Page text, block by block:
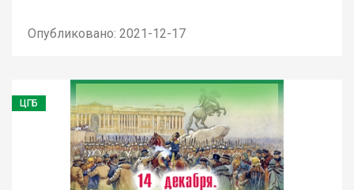
Опубликовано: 2021-12-17
ЦГБ